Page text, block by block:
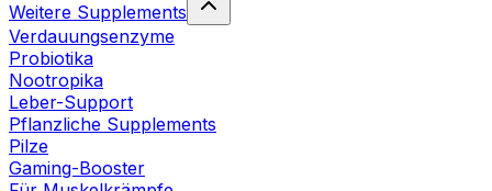
Weitere Supplements
Verdauungsenzyme
Probiotika
Nootropika
Leber-Support
Pflanzliche Supplements
Pilze
Gaming-Booster